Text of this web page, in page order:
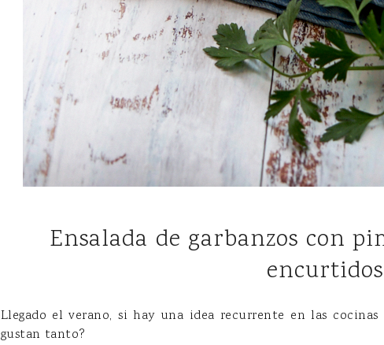
Ensalada de garbanzos con pimientos de colores y
encurtidos
Llegado el verano, si hay una idea recurrente en las cocinas
gustan tanto?